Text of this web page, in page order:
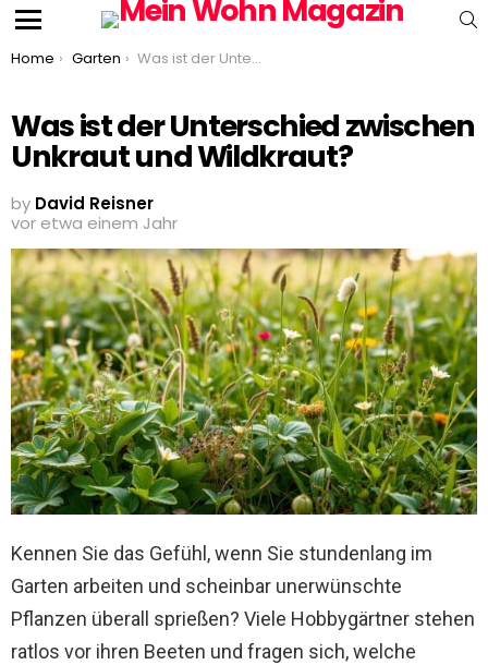
You are here:
Home Garten Was ist der Unterschied zwischen Unkraut und Wildkraut?
Was ist der Unterschied zwischen
Unkraut und Wildkraut?
by David Reisner
vor etwa einem Jahr
Kennen Sie das Gefühl, wenn Sie stundenlang im
Garten arbeiten und scheinbar unerwünschte
Pflanzen überall sprießen? Viele Hobbygärtner stehen
ratlos vor ihren Beeten und fragen sich, welche